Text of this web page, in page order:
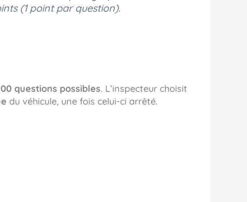
(1 point par question).
questions possibles. L’inspecteur choisit
du véhicule, une fois celui-ci arrêté.